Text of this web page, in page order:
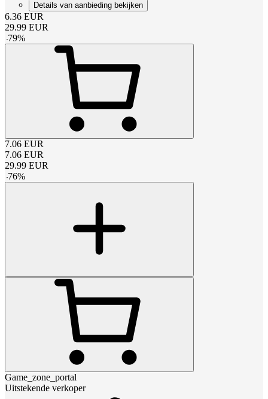
Details van aanbieding bekijken
6.36 EUR
29.99 EUR
-79%
7.06 EUR
7.06 EUR
29.99 EUR
-76%
Game_zone_portal
Uitstekende verkoper